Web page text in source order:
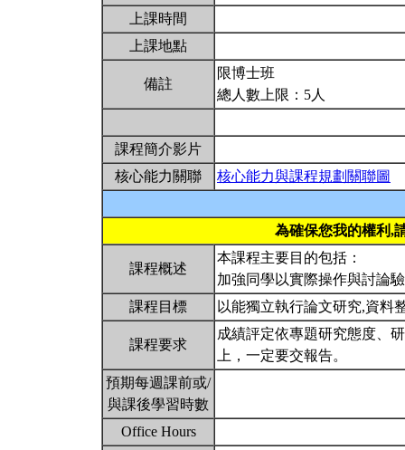
上課時間
上課地點
備註
限博士班
總人數上限：5人
課程簡介影片
核心能力關聯
核心能力與課程規劃關聯圖
為確保您我的權利,
課程概述
本課程主要目的包括：
加強同學以實際操作與討論
課程目標
以能獨立執行論文研究,資料
課程要求
成績評定依專題研究態度、
上，一定要交報告。
預期每週課前或/
與課後學習時數
Office Hours